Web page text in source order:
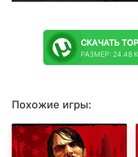
СКАЧАТЬ
РАЗМЕР: 24.48
Похожие игры: